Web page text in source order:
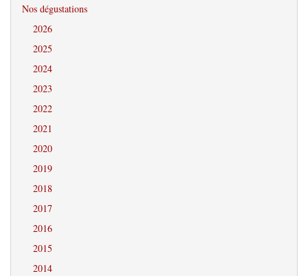
Nos dégustations
2026
2025
2024
2023
2022
2021
2020
2019
2018
2017
2016
2015
2014